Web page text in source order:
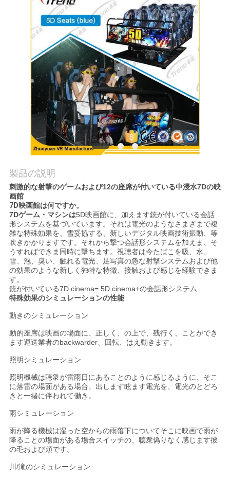
お
問
い
合
わ
せ
ニ
ュ
ー
ス
ケ
ー
ス
製品の説明
刺激的な射撃のゲームおよび12の座席が付いている中浸水7Dの映
画館
7D映画館は何ですか。
7Dゲーム・マシンは5D映画館に、加えます銃が付いている会話
形システムを基づいています。それは電光のようなさまざまで複
雑な特殊効果を、雪妥協する、新しいデジタル映画技術振動、等
吹きかかりますです。それから撃つ会話形システムを加えま、そ
うすればできま同時に撃ちます。視聴者は今たばこを吸、水、
雪、泡、臭い、触れる電光、足写真の急な射撃システムおよび他
の効果のような新しく独特な特徴、接触および感じを経験できま
す。
銃が付いている7D cinema= 5D cinema+の会話形システム
特殊効果のシミュレーションの性能
動きのシミュレーション
動的座席は映画の場面に、正しく、の上で、残行く、ことができ
ます運送業者のbackwarder、回転、はえ動きます。
照明シミュレーション
照明機械は聴衆が雷雨日にあることのように感じるように、そこ
に落雷の場面がある場合、出します眩ます電光を、電光のとどろ
きと一緒に伴われて働き。
雨シミュレーション
雨が降る機械は湿った空からの雨落下についてそこに映画で雨が
降ることの場面がある場合スイッチの、聴衆偽りなく感じます彼
の毛および頬です。
川/滝のシミュレーション